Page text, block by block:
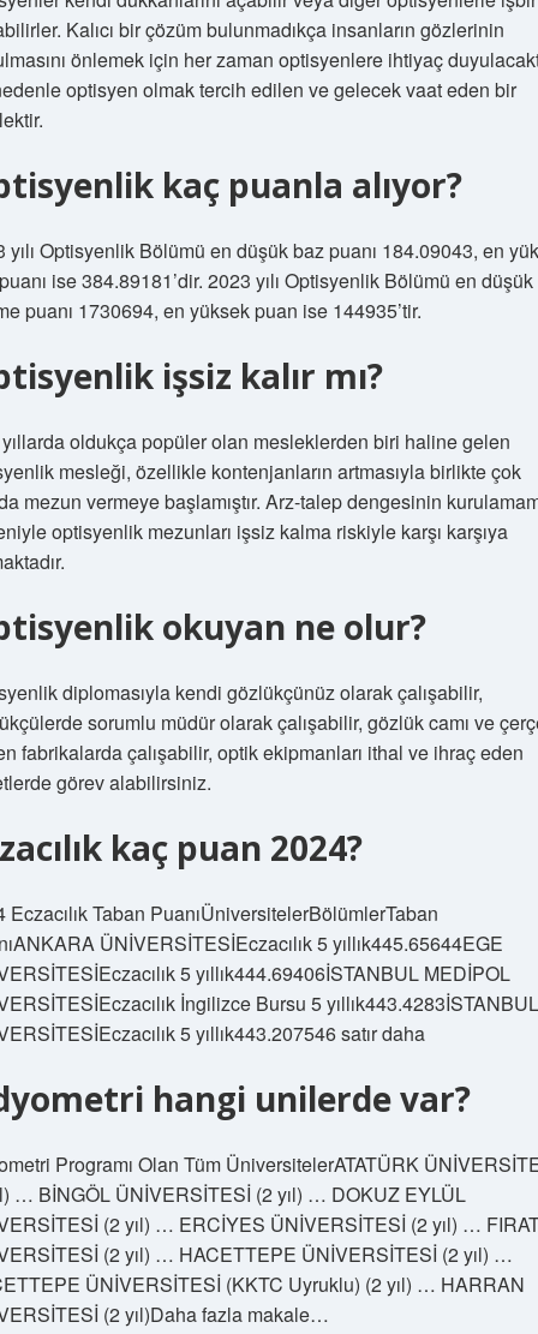
Kalıcı bir çözüm bulunmadıkça insanların gözlerinin
önlemek için her zaman optisyenlere ihtiyaç
optisyen olmak tercih edilen ve gelecek vaat eden bir
kaç puanla alıyor?
yılı Optisyenlik Bölümü en düşük baz puanı 184.09043, en
ise 384.89181’dir. 2023 yılı Optisyenlik Bölümü en düşük
puanı 1730694, en yüksek puan ise 144935’tir.
işsiz kalır mı?
oldukça popüler olan mesleklerden biri haline gelen
mesleği, özellikle kontenjanların artmasıyla birlikte çok
mezun vermeye başlamıştır. Arz-talep dengesinin
optisyenlik mezunları işsiz kalma riskiyle karşı karşıya
okuyan ne olur?
diplomasıyla kendi gözlükçünüz olarak çalışabilir,
sorumlu müdür olarak çalışabilir, gözlük camı ve
fabrikalarda çalışabilir, optik ekipmanları ithal ve ihraç eden
görev alabilirsiniz.
kaç puan 2024?
Eczacılık Taban PuanıÜniversitelerBölümlerTaban
ÜNİVERSİTESİEczacılık 5 yıllık445.65644EGE
5 yıllık444.69406İSTANBUL MEDİPOL
İngilizce Bursu 5
5 yıllık443.207546 satır daha
hangi unilerde var?
Programı Olan Tüm ÜniversitelerATATÜRK
… BİNGÖL ÜNİVERSİTESİ (2 yıl) … DOKUZ EYLÜL
(2 yıl) … ERCİYES ÜNİVERSİTESİ (2 yıl) …
(2 yıl) … HACETTEPE ÜNİVERSİTESİ (2 yıl) …
ÜNİVERSİTESİ (KKTC Uyruklu) (2 yıl) … HARRAN
(2 yıl)Daha fazla makale…